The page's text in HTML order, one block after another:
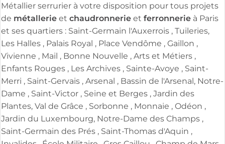
Métallier serrurier à votre disposition pour tous projets
de métallerieet chaudronnerieet ferronnerie à Paris
et ses quartiers : Saint-Germain l'Auxerrois , Tuileries,
Les Halles , Palais Royal , Place Vendôme , Gaillon ,
Vivienne , Mail , Bonne Nouvelle , Arts et Métiers ,
Enfants Rouges , Les Archives , Sainte-Avoye , Saint-
Merri , Saint-Gervais , Arsenal , Bassin de l'Arsenal, Notre-
Dame , Saint-Victor , Seine et Berges , Jardin des
Plantes, Val de Grâce , Sorbonne , Monnaie , Odéon ,
Jardin du Luxembourg, Notre-Dame des Champs ,
Saint-Germain des Prés , Saint-Thomas d'Aquin ,